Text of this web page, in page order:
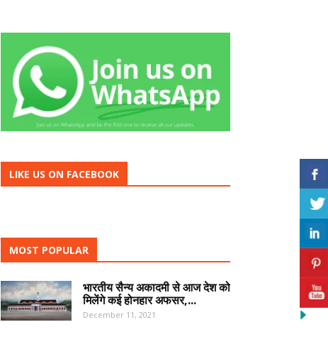
LIKE US ON FACEBOOK
MOST POPULAR
भारतीय सैन्य अकादमी से आज देश को
मिलेंगे कई होनहार अफसर,...
December 11, 2021